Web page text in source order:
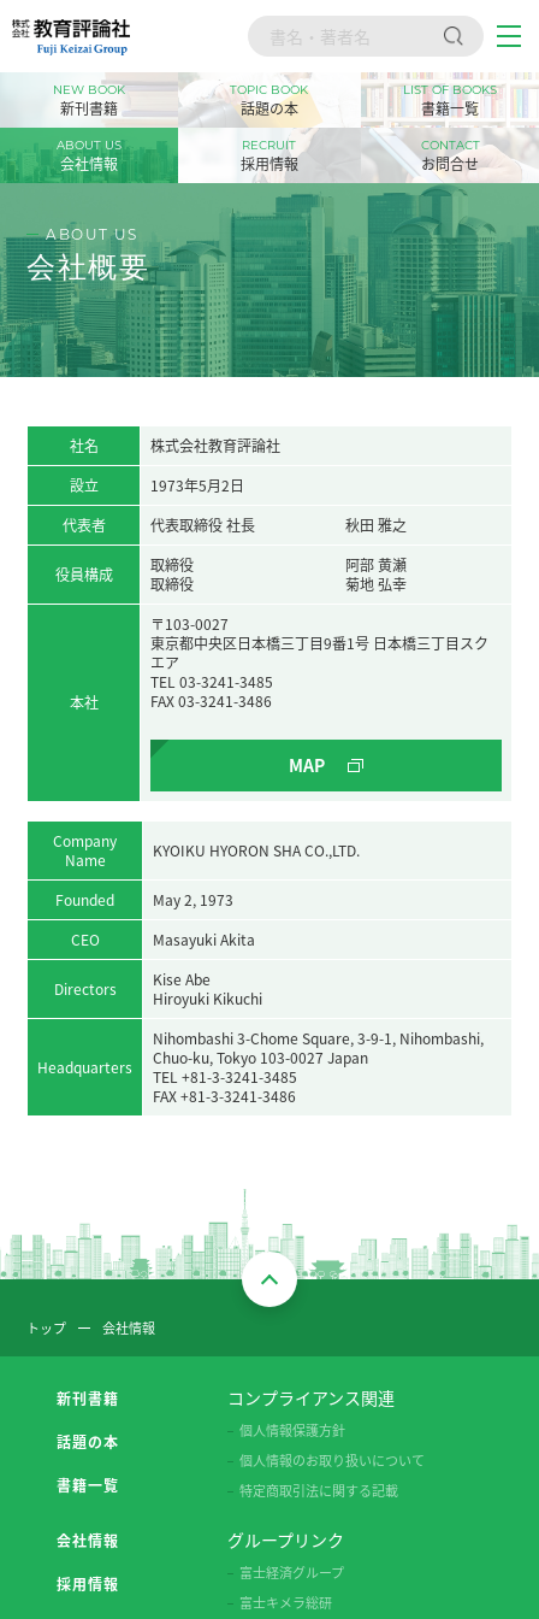
トップ
新刊書籍
書籍一覧
会社情報
採用情報
NEW BOOK
新刊書籍
TOPIC BOOK
話題の本
LIST OF BOOKS
書籍一覧
ABOUT US
会社情報
RECRUIT
採用情報
CONTACT
お問合せ
ABOUT US
会社概要
社名
株式会社教育評論社
設立
1973年5月2日
代表者
代表取締役 社長 秋田 雅之
役員構成 取締役
阿部 黄瀬
取締役
菊地 弘幸
本社
〒103-0027
東京都中央区日本橋三丁目9番1号 日本橋三丁目スク
エア
TEL 03-3241-3485
FAX 03-3241-3486
MAP
Company
Name
KYOIKU HYORON SHA CO.,LTD.
Founded
May 2, 1973
CEO
Masayuki Akita
Directors
Kise Abe
Hiroyuki Kikuchi
Headquarters
Nihombashi 3-Chome Square, 3-9-1, Nihombashi,
Chuo-ku, Tokyo 103-0027 Japan
TEL +81-3-3241-3485
FAX +81-3-3241-3486
トップ 会社情報
新刊書籍
話題の本
書籍一覧
会社情報
採用情報
コンプライアンス関連
個人情報保護方針
個人情報のお取り扱いについて
特定商取引法に関する記載
グループリンク
富士経済グループ
富士キメラ総研